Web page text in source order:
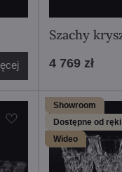
Szachy
4 769 zł
Showroom
Dostępne od ręki
Wideo